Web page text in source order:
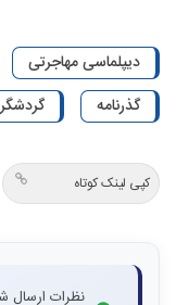
دیپلماسی مهاجرتی
گذرنامه
کپی لینک کوتاه
نظرات ارسال